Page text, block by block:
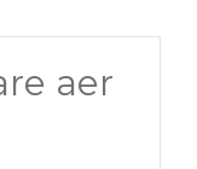
aer